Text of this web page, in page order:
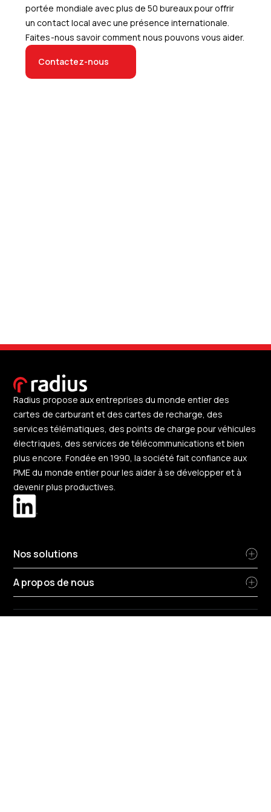
portée mondiale avec plus de 50 bureaux pour offrir
un contact local avec une présence internationale.
Faites-nous savoir comment nous pouvons vous aider.
Contactez-nous
Radius propose aux entreprises du monde entier des
cartes de carburant et des cartes de recharge, des
services télématiques, des points de charge pour véhicules
électriques, des services de télécommunications et bien
plus encore. Fondée en 1990, la société fait confiance aux
PME du monde entier pour les aider à se développer et à
devenir plus productives.
Nos solutions
A propos de nous